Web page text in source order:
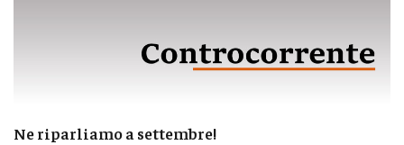
Ne riparliamo a settembre!